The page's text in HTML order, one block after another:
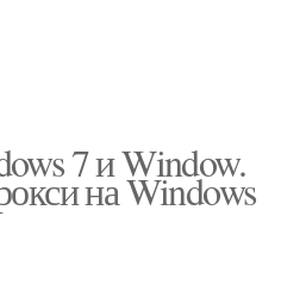
7 и Window.
на Windows